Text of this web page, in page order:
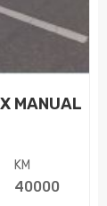
MANUAL
KM
40000